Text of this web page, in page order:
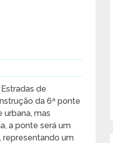
de
da 6ª ponte
urbana, mas
a ponte será um
representando um